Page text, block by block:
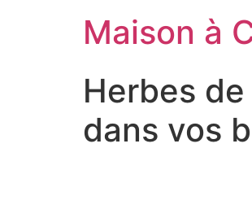
Maison à
Herbes
dans vos